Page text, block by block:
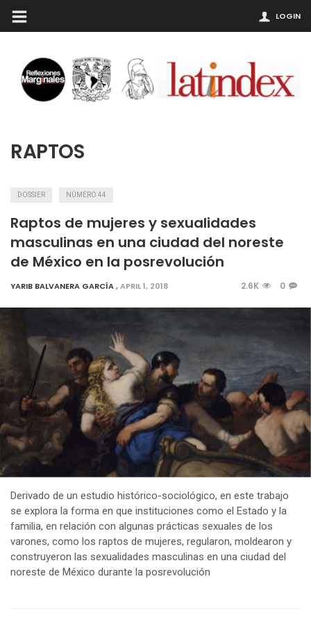
LOGIN
RAPTOS
DOSSIER NÚMERO 44
Raptos de mujeres y sexualidades
masculinas en una ciudad del noreste
de México en la posrevolución
YARIB BALVANERA GARCÍA,APRIL 1, 2018 2.6K 0
Derivado de un estudio histórico-sociológico, en este trabajo
se explora la forma en que instituciones como el Estado y la
familia, en relación con algunas prácticas sexuales de los
varones, como los raptos de mujeres, regularon, moldearon y
construyeron las sexualidades masculinas en una ciudad del
noreste de México durante la posrevolución